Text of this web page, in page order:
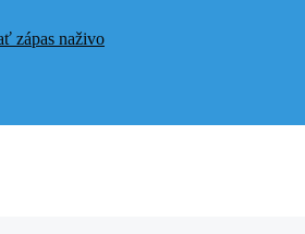
zápas naživo